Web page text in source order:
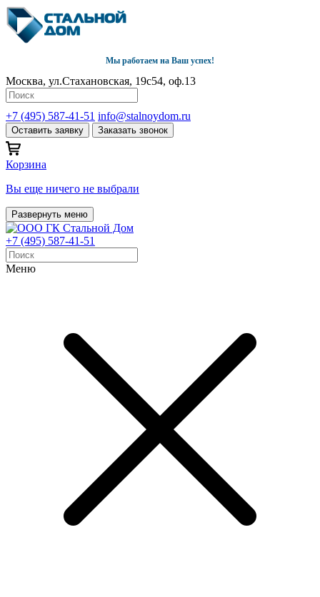
Мы работаем на Ваш успех!
Москва, ул.Стахановская, 19с54, оф.13
+7 (495) 587-41-51 info@stalnoydom.ru
Оставить заявку Заказать звонок
Корзина
Вы еще ничего не выбрали
Развернуть меню
+7 (495) 587-41-51
Меню